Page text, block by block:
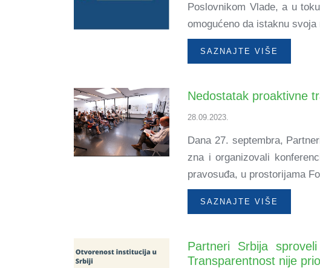
Poslovnikom Vlade, a u
omogućeno da istaknu
SAZNAJTE VIŠE
Nedostatak proaktivne
28.09.2023.
Dana 27. septembra,
zna i organizovali
pravosuđa, u prostorijama
SAZNAJTE VIŠE
Partneri Srbija
Transparentnost nije